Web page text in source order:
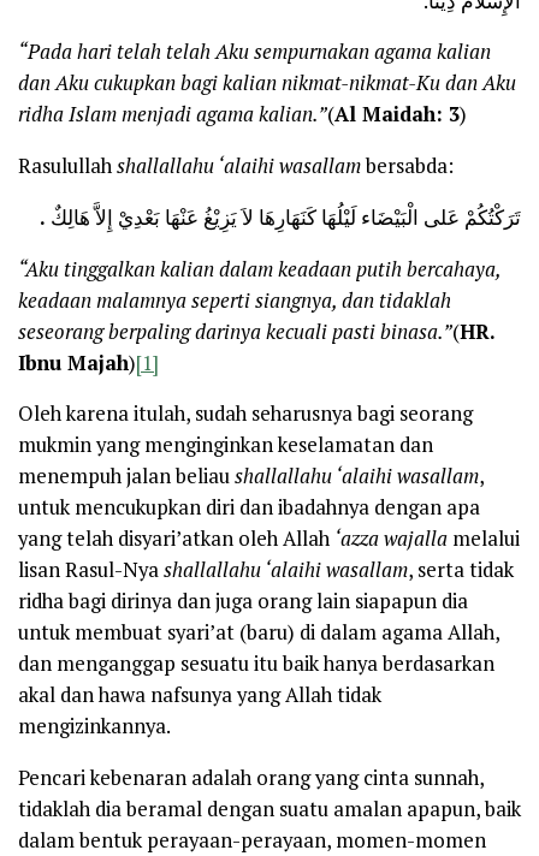
“Pada hari telah telah Aku sempurnakan agama kalian
dan Aku cukupkan bagi kalian nikmat-nikmat-Ku dan Aku
ridha Islam menjadi agama kalian.”(Al Maidah: 3)
Rasulullahshallallahu ‘alaihi wasallambersabda:
تَرَكْتُكُمْ عَلى الْبَيْضَاء لَيْلُهَا كَنَهَارِهَا لاَ يَزِيْغُ عَنْهَا بَعْدِيْ إِلاَّ هَالِكٌ .
“Aku tinggalkan kalian dalam keadaan putih bercahaya,
keadaan malamnya seperti siangnya, dan tidaklah
seseorang berpaling darinya kecuali pasti binasa.”(HR.
Ibnu Majah)[1]
Oleh karena itulah, sudah seharusnya bagi seorang
mukmin yang menginginkan keselamatan dan
menempuh jalan beliaushallallahu ‘alaihi wasallam,
untuk mencukupkan diri dan ibadahnya dengan apa
yang telah disyari’atkan oleh Allah ‘azza wajalla melalui
lisan Rasul-Nyashallallahu ‘alaihi wasallam, serta tidak
ridha bagi dirinya dan juga orang lain siapapun dia
untuk membuat syari’at (baru) di dalam agama Allah,
dan menganggap sesuatu itu baik hanya berdasarkan
akal dan hawa nafsunya yang Allah tidak
mengizinkannya.
Pencari kebenaran adalah orang yang cinta sunnah,
tidaklah dia beramal dengan suatu amalan apapun, baik
dalam bentuk perayaan-perayaan, momen-momen